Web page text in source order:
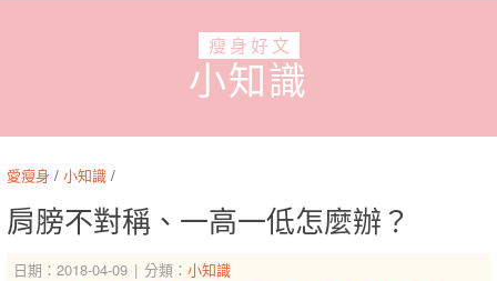
瘦身好文
小知識
愛瘦身 / 小知識 /
肩膀不對稱、一高一低怎麼辦？
日期：2018-04-09 分類： 小知識